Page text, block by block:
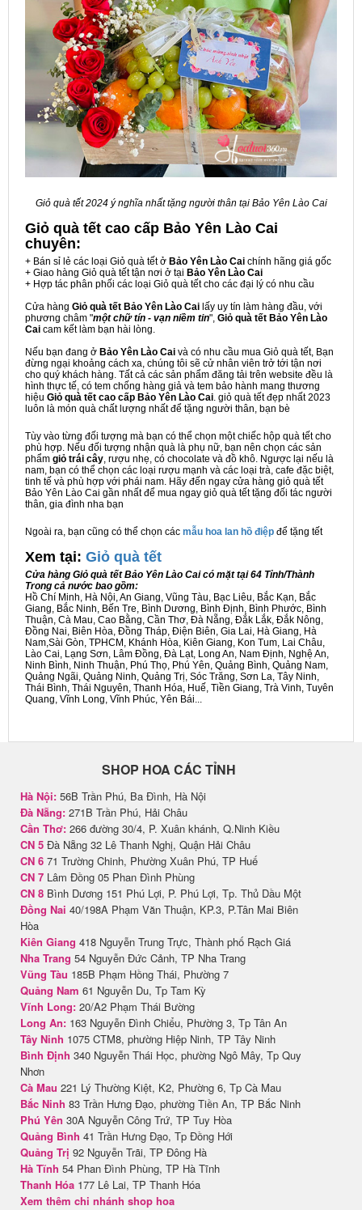
Giỏ quà tết 2024 ý nghĩa nhất tặng người thân tại Bảo Yên Lào Cai
Giỏ quà tết cao cấp Bảo Yên Lào Cai
chuyên:
+ Bán sỉ lẻ các loại Giỏ quà tết ở Bảo Yên Lào Cai chính hãng giá gốc
+ Giao hàng Giỏ quà tết tận nơi ở tại Bảo Yên Lào Cai
+ Hợp tác phân phối các loại Giỏ quà tết cho các đại lý có nhu cầu
Cửa hàng Giỏ quà tết Bảo Yên Lào Cai lấy uy tín làm hàng đầu, với
phương châm "một chữ tín - vạn niềm tin", Giỏ quà tết Bảo Yên Lào
Cai cam kết làm bạn hài lòng.
Nếu bạn đang ở Bảo Yên Lào Cai và có nhu cầu mua Giỏ quà tết, Bạn
đừng ngại khoảng cách xa, chúng tôi sẽ cử nhân viên trở tới tận nơi
cho quý khách hàng. Tất cả các sản phẩm đăng tải trên website đều là
hình thực tế, có tem chống hàng giả và tem bảo hành mang thương
hiệu Giỏ quà tết cao cấp Bảo Yên Lào Cai. giỏ quà tết đẹp nhất 2023
luôn là món quà chất lượng nhất để tặng người thân, bạn bè
Tùy vào từng đối tượng mà bạn có thể chọn một chiếc hộp quà tết cho
phù hợp. Nếu đối tượng nhận quà là phụ nữ, bạn nên chọn các sản
phẩm giỏ trái cây, rượu nhẹ, có chocolate và đồ khô. Ngược lại nếu là
nam, bạn có thể chọn các loại rượu mạnh và các loại trà, cafe đặc biệt,
tinh tế và phù hợp với phái nam. Hãy đến ngay cửa hàng giỏ quà tết
Bảo Yên Lào Cai gần nhất để mua ngay giỏ quà tết tặng đối tác người
thân, gia đình nha bạn
Ngoài ra, bạn cũng có thể chọn các mẫu hoa lan hồ điệp để tặng tết
Xem tại: Giỏ quà tết
Cửa hàng Giỏ quà tết Bảo Yên Lào Cai có mặt tại 64 Tỉnh/Thành
Trong cả nước bao gồm:
Hồ Chí Minh, Hà Nội, An Giang, Vũng Tàu, Bạc Liêu, Bắc Kạn, Bắc
Giang, Bắc Ninh, Bến Tre, Bình Dương, Bình Định, Bình Phước, Bình
Thuận, Cà Mau, Cao Bằng, Cần Thơ, Đà Nẵng, Đắk Lắk, Đắk Nông,
Đồng Nai, Biên Hòa, Đồng Tháp, Điện Biên, Gia Lai, Hà Giang, Hà
Nam,Sài Gòn, TPHCM, Khánh Hòa, Kiên Giang, Kon Tum, Lai Châu,
Lào Cai, Lạng Sơn, Lâm Đồng, Đà Lạt, Long An, Nam Định, Nghệ An,
Ninh Bình, Ninh Thuận, Phú Thọ, Phú Yên, Quảng Bình, Quảng Nam,
Quảng Ngãi, Quảng Ninh, Quảng Trị, Sóc Trăng, Sơn La, Tây Ninh,
Thái Bình, Thái Nguyên, Thanh Hóa, Huế, Tiền Giang, Trà Vinh, Tuyên
Quang, Vĩnh Long, Vĩnh Phúc, Yên Bái...
SHOP HOA CÁC TỈNH
Hà Nội: 56B Trần Phú, Ba Đình, Hà Nội
Đà Nẵng: 271B Trần Phú, Hải Châu
Cần Thơ: 266 đường 30/4, P. Xuân khánh, Q.Ninh Kiều
CN 5 Đà Nẵng 32 Lê Thanh Nghị, Quận Hải Châu
CN 6 71 Trường Chinh, Phường Xuân Phú, TP Huế
CN 7 Lâm Đồng 05 Phan Đình Phùng
CN 8 Bình Dương 151 Phú Lợi, P. Phú Lợi, Tp. Thủ Dầu Một
Đồng Nai 40/198A Phạm Văn Thuận, KP.3, P.Tân Mai Biên
Hòa
Kiên Giang 418 Nguyễn Trung Trực, Thành phố Rạch Giá
Nha Trang 54 Nguyễn Đức Cảnh, TP Nha Trang
Vũng Tàu 185B Phạm Hồng Thái, Phường 7
Quảng Nam 61 Nguyễn Du, Tp Tam Kỳ
Vĩnh Long: 20/A2 Phạm Thái Bường
Long An: 163 Nguyễn Đình Chiểu, Phường 3, Tp Tân An
Tây Ninh 1075 CTM8, phường Hiệp Ninh, TP Tây Ninh
Bình Định 340 Nguyễn Thái Học, phường Ngô Mây, Tp Quy
Nhơn
Cà Mau 221 Lý Thường Kiệt, K2, Phường 6, Tp Cà Mau
Bắc Ninh 83 Trần Hưng Đạo, phường Tiền An, TP Bắc Ninh
Phú Yên 30A Nguyễn Công Trứ, TP Tuy Hòa
Quảng Bình 41 Trần Hưng Đạo, Tp Đồng Hới
Quảng Trị 92 Nguyễn Trãi, TP Đông Hà
Hà Tĩnh 54 Phan Đình Phùng, TP Hà Tĩnh
Thanh Hóa 177 Lê Lai, TP Thanh Hóa
Xem thêm chi nhánh shop hoa